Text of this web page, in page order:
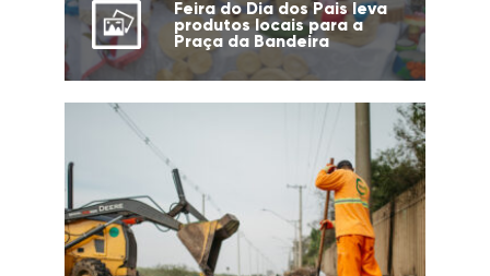
Feira do Dia dos Pais leva
produtos locais para a
Praça da Bandeira